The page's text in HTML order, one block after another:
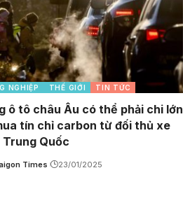
NGHIỆP THẾ GIỚI TIN TỨC
ô tô châu Âu có thể phải chi lớn
tín chỉ carbon từ đối thủ xe
Trung Quốc
Times 23/01/2025